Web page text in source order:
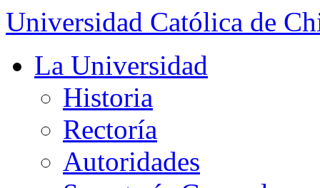
Universidad Católica de
La Universidad
Historia
Rectoría
Autoridades